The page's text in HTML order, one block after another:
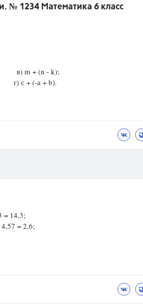
Разумовская М.М.,
Рудзитис Г.Е.,
Красота,
№ 1234 Математика 6 класс
m + (n - k);
+ (-а + b).
= 14,3;
= 2,6;